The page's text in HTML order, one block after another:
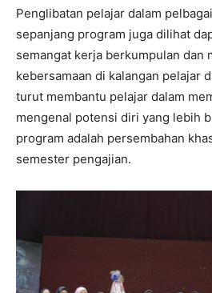
Penglibatan pelajar dalam
sepanjang program juga dilihat
semangat kerja berkumpulan dan
kebersamaan di kalangan pelajar
turut membantu pelajar dalam
mengenal potensi diri yang lebih
program adalah persembahan
semester pengajian.